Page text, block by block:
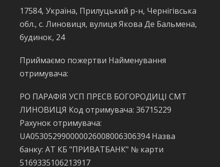
17584, Україна, Прилуцький р-н, Чернігівська
обл., с. Линовиця, вулиця Якова Де Бальмена,
будинок, 24
Приймаємо пожертви Найменування
отримувача:
РО ПАРАФІЯ УСП ПРЕСВ БОГОРОДИЦІ СМТ
ЛИНОВИЦЯ Код отримувача: 36715229
Рахунок отримувача:
UA053052990000026008006306394 Назва
банку: АТ КБ "ПРИВАТБАНК" № карти
5169335106213917